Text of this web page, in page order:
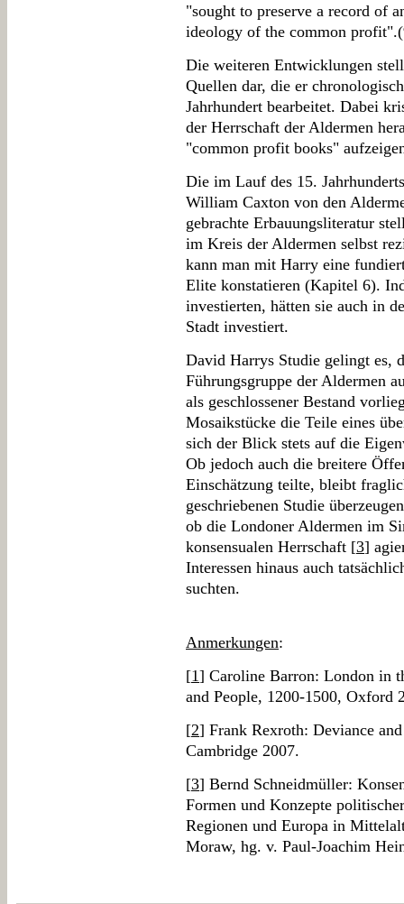
"sought to preserve a record of
ideology of the common
Die weiteren Entwicklungen
Quellen dar, die er
Jahrhundert bearbeitet. Dabei
der Herrschaft der Aldermen
"common profit books"
Die im Lauf des 15.
William Caxton von den
gebrachte Erbauungsliteratur
im Kreis der Aldermen selbst
kann man mit Harry eine
Elite konstatieren (Kapitel 6).
investierten, hätten sie auch in
Stadt investiert.
David Harrys Studie gelingt es,
Führungsgruppe der Aldermen
als geschlossener Bestand
Mosaikstücke die Teile eines
sich der Blick stets auf die
Ob jedoch auch die breitere
Einschätzung teilte, bleibt
geschriebenen Studie
ob die Londoner Aldermen im
konsensualen Herrschaft [3]
Interessen hinaus auch
suchten.
Anmerkungen:
[1] Caroline Barron: London in
and People, 1200-1500, Oxford
[2] Frank Rexroth: Deviance
Cambridge 2007.
[3] Bernd Schneidmüller:
Formen und Konzepte
Regionen und Europa in
Moraw, hg. v. Paul-Joachim